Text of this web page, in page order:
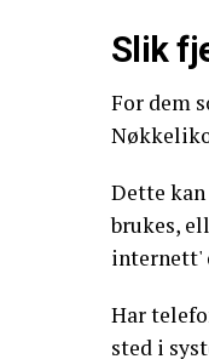
Slik
For dem
Dette
brukes,
internett'
Har
sted i